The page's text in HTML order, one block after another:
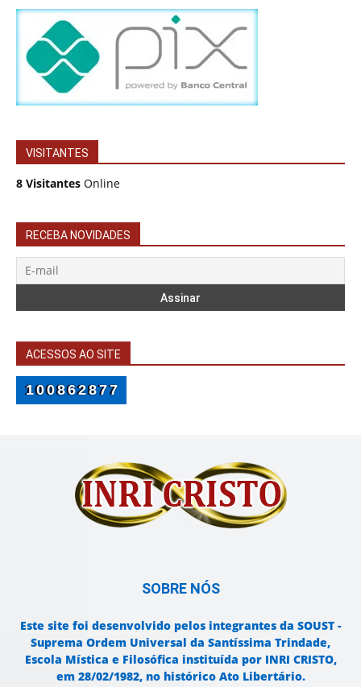
VISITANTES
8 Visitantes Online
RECEBA NOVIDADES
ACESSOS AO SITE
100862877
SOBRE NÓS
Este site foi desenvolvido pelos integrantes da SOUST -
Suprema Ordem Universal da Santíssima Trindade,
Escola Mística e Filosófica instituída por INRI CRISTO,
em 28/02/1982, no histórico Ato Libertário.